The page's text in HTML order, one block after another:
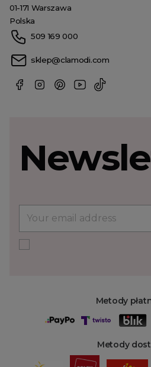
01-171 Warszawa
Polska
509 169 000
sklep@clamodi.com
Metody
Metody